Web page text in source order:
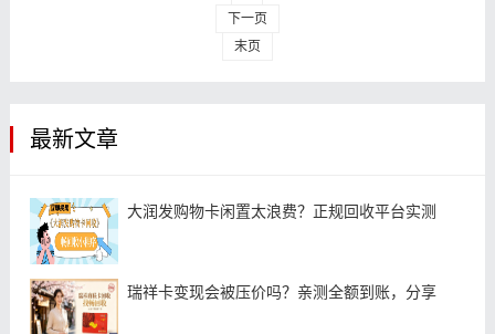
下一页
末页
最新文章
大润发购物卡闲置太浪费？正规回收平台实测
瑞祥卡变现会被压价吗？亲测全额到账，分享